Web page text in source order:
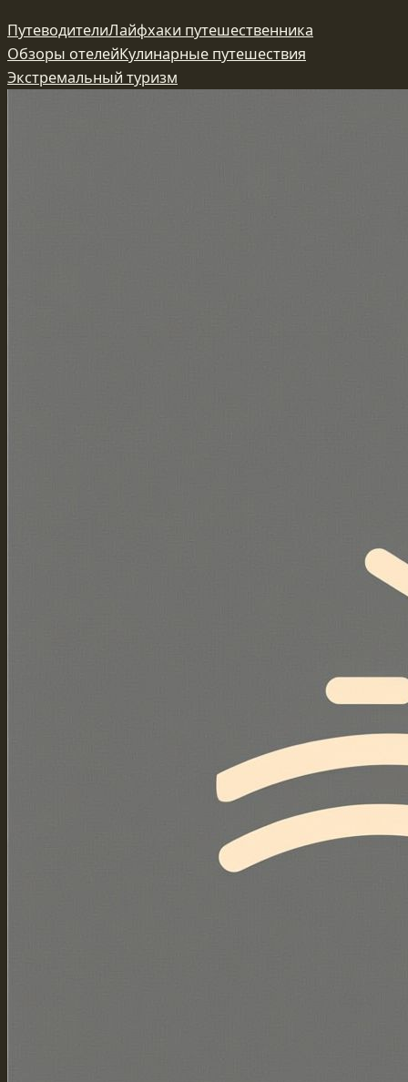
к
содержимому
ПутеводителиЛайфхаки путешественника
Обзоры отелейКулинарные путешествия
Экстремальный туризм